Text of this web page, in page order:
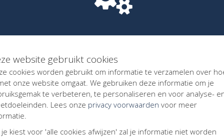
teksten, foto's, illustraties, kaarten, overig grafisch
of enige andere intellectuele eigendomsrechten van het voor
recht gebruik maakt. Indien foto's, illustraties en dergelijke
dan staat de actiestarter, deelnemer of projectleider
of projectleider vrijwaart Kentaa tegen aanspraken
van transacties via deze website. Over transacties
de dienstverlening van Mollie B.V.. Bij een donatie kan
bedrag en de betaalmethode.
website gebruikt cookies
cookies worden gebruikt om informatie te verzamelen over
onze website omgaat. We gebruiken deze informatie om je
te verbeteren, te personaliseren en voor analyse-
Lees onze privacy voorwaarden voor meer
je kiest voor 'alle cookies afwijzen' zal je informatie niet worden